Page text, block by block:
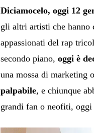
Diciamocelo, oggi 12
gli altri artisti che hanno
appassionati del rap
secondo piano,oggi è
una mossa di marketing
palpabile, e chiunque
grandi fan o neofiti, oggi